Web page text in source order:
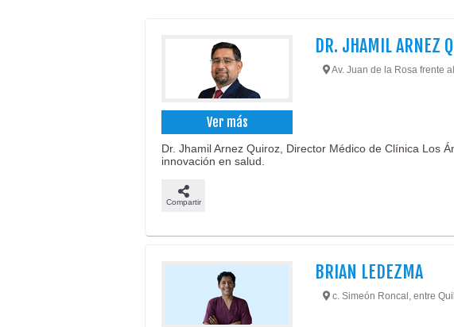
Ver más
DR. JHAMIL ARNEZ
Av. Juan de la Rosa frente
Dr. Jhamil Arnez Quiroz, Director Médico de Clínica Los
innovación en salud.
Compartir
BRIAN LEDEZMA
c. Simeón Roncal, entre